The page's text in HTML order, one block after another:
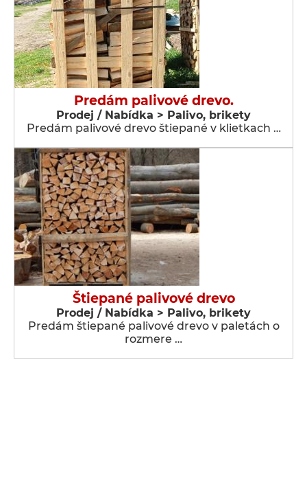
Predám palivové drevo.
Prodej / Nabídka > Palivo, brikety
Predám palivové drevo štiepané v klietkach …
Štiepané palivové drevo
Prodej / Nabídka > Palivo, brikety
Predám štiepané palivové drevo v paletách o
rozmere …